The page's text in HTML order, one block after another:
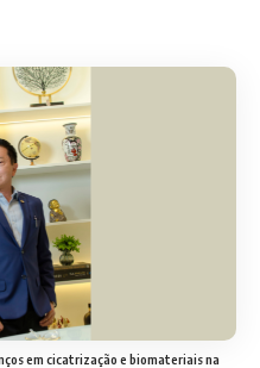
em cicatrização e biomateriais na